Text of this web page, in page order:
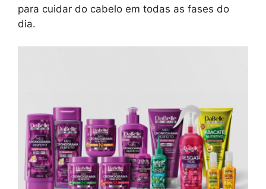
para cuidar do cabelo em todas as fases do
dia.